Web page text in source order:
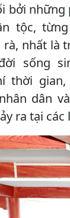
bởi những
tộc,
nhất là
sống
thời
dân
ra tại các